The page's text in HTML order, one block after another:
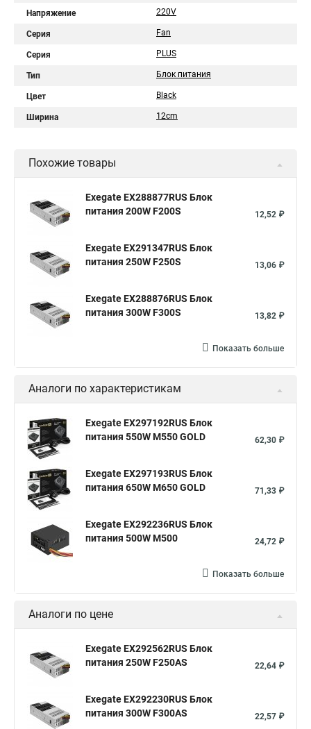
Напряжение 220V
Серия Fan
Серия PLUS
Тип Блок питания
Цвет Black
Ширина 12cm
Похожие товары
Exegate EX288877RUS Блок
питания 200W F200S
12,52 ₽
Exegate EX291347RUS Блок
питания 250W F250S
13,06 ₽
Exegate EX288876RUS Блок
питания 300W F300S
13,82 ₽
Показать больше
Аналоги по характеристикам
Exegate EX297192RUS Блок
питания 550W M550 GOLD
62,30 ₽
Exegate EX297193RUS Блок
питания 650W M650 GOLD
71,33 ₽
Exegate EX292236RUS Блок
питания 500W M500
24,72 ₽
Показать больше
Аналоги по цене
Exegate EX292562RUS Блок
питания 250W F250AS
22,64 ₽
Exegate EX292230RUS Блок
питания 300W F300AS
22,57 ₽